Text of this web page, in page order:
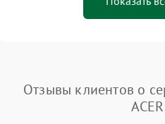
Отзывы клиентов о